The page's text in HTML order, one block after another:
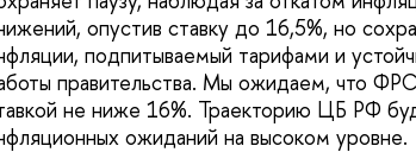
опустив ставку до 16,5%, но
подпитываемый тарифами и
правительства. Мы ожидаем, что
не ниже 16%. Траекторию ЦБ РФ
ожиданий на высоком уровне.